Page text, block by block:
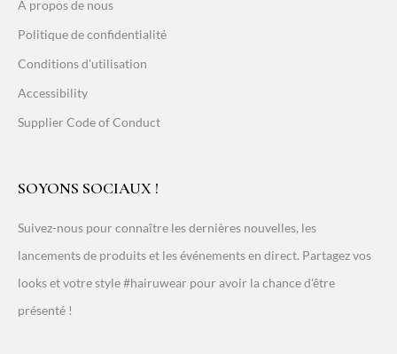
À propos de nous
Politique de confidentialité
Conditions d'utilisation
Accessibility
Supplier Code of Conduct
SOYONS SOCIAUX !
Suivez-nous pour connaître les dernières nouvelles, les
lancements de produits et les événements en direct. Partagez vos
looks et votre style #hairuwear pour avoir la chance d'être
présenté !